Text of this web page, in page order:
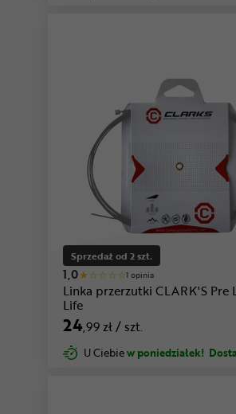
Sprzedaż od 2 szt.
1,0 1 opinia
Linka przerzutki CLARK'S Pre
Life
24,99 zł/ szt.
U Ciebiew poniedziałek!